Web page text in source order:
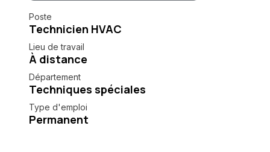
Poste
Technicien HVAC
Lieu de travail
À distance
Département
Techniques spéciales
Type d'emploi
Permanent